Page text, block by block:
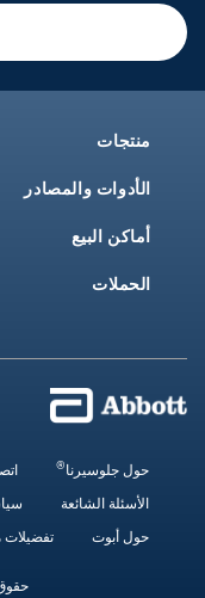
منتجات
الأدوات والمصادر
أماكن البيع
الحملات
حول جلوسيرنا®
الأسئلة الشائعة
حول أبوت
تفضيلات